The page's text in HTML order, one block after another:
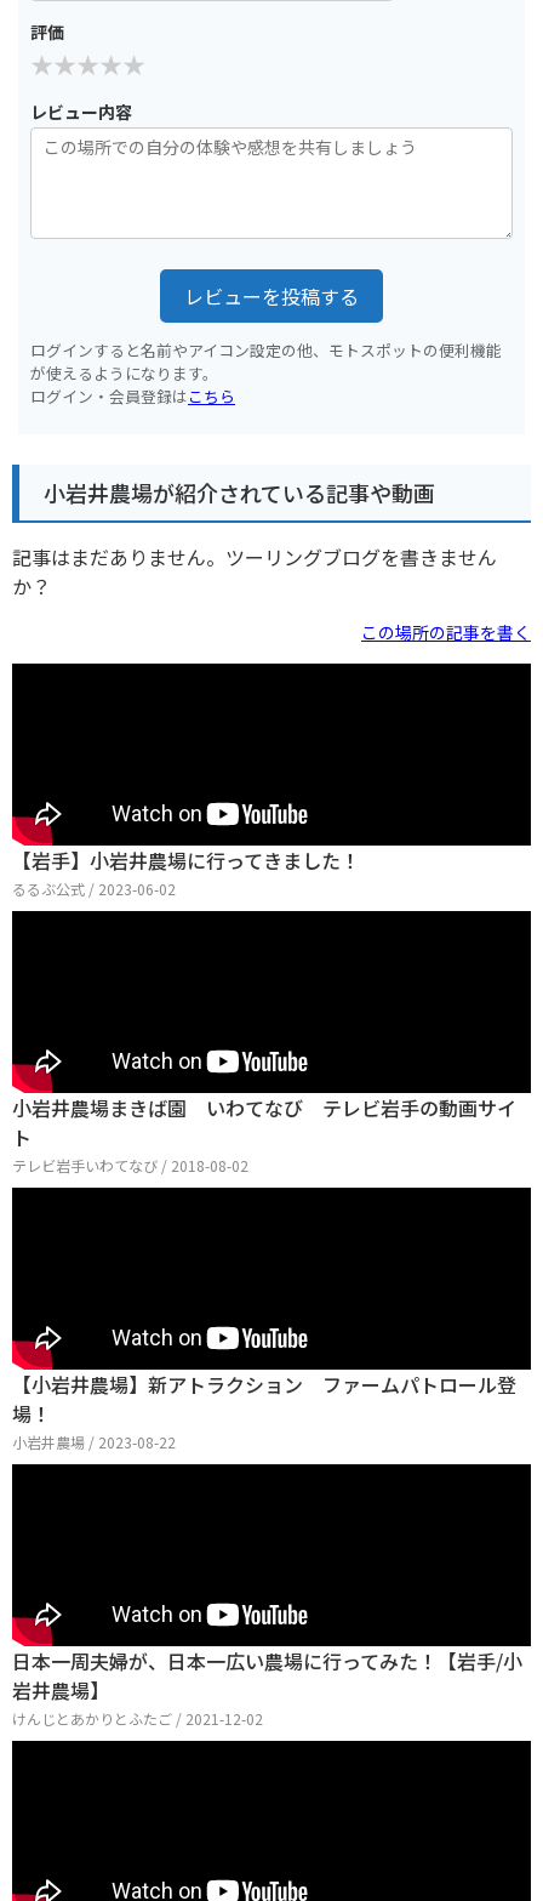
評価
レビュー内容
レビューを投稿する
ログインすると名前やアイコン設定の他、モトスポットの便利機能
が使えるようになります。
ログイン・会員登録はこちら
小岩井農場が紹介されている記事や動画
記事はまだありません。ツーリングブログを書きません
か？
この場所の記事を書く
【岩手】小岩井農場に行ってきました！
るるぶ公式 / 2023-06-02
小岩井農場まきば園 いわてなび テレビ岩手の動画サイ
ト
テレビ岩手いわてなび / 2018-08-02
【小岩井農場】新アトラクション ファームパトロール登
場！
小岩井農場 / 2023-08-22
日本一周夫婦が、日本一広い農場に行ってみた！【岩手/小
岩井農場】
けんじとあかりとふたご / 2021-12-02